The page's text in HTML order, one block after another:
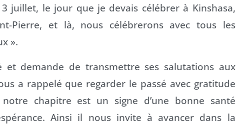
juillet, le jour que je devais célébrer à Kinshasa,
Pierre, et là, nous célébrerons avec tous les
».
demande de transmettre ses salutations aux
a rappelé que regarder le passé avec gratitude
chapitre est un signe d’une bonne santé
Ainsi il nous invite à avancer dans la